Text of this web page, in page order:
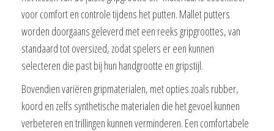
voor comfort en controle tijdens het putten. Mallet putters
worden doorgaans geleverd met een reeks gripgroottes, van
standaard tot oversized, zodat spelers er een kunnen
selecteren die past bij hun handgrootte en gripstijl.
Bovendien variëren gripmaterialen, met opties zoals rubber,
koord en zelfs synthetische materialen die het gevoel kunnen
verbeteren en trillingen kunnen verminderen. Een comfortabele